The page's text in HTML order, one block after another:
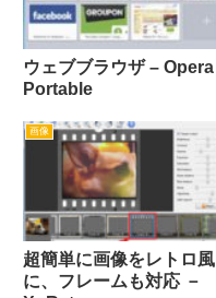
ウェブブラウザ – Opera
Portable
画像
超簡単に画像をレトロ風
に、フレームも対応 －